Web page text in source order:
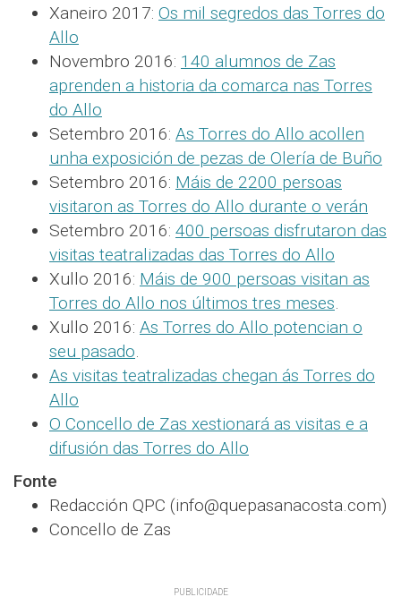
Xaneiro 2017: Os mil segredos das Torres do
Allo
Novembro 2016: 140 alumnos de Zas
aprenden a historia da comarca nas Torres
do Allo
Setembro 2016: As Torres do Allo acollen
unha exposición de pezas de Olería de Buño
Setembro 2016: Máis de 2200 persoas
visitaron as Torres do Allo durante o verán
Setembro 2016: 400 persoas disfrutaron das
visitas teatralizadas das Torres do Allo
Xullo 2016: Máis de 900 persoas visitan as
Torres do Allo nos últimos tres meses.
Xullo 2016: As Torres do Allo potencian o
seu pasado.
As visitas teatralizadas chegan ás Torres do
Allo
O Concello de Zas xestionará as visitas e a
difusión das Torres do Allo
Fonte
Redacción QPC (info@quepasanacosta.com)
Concello de Zas